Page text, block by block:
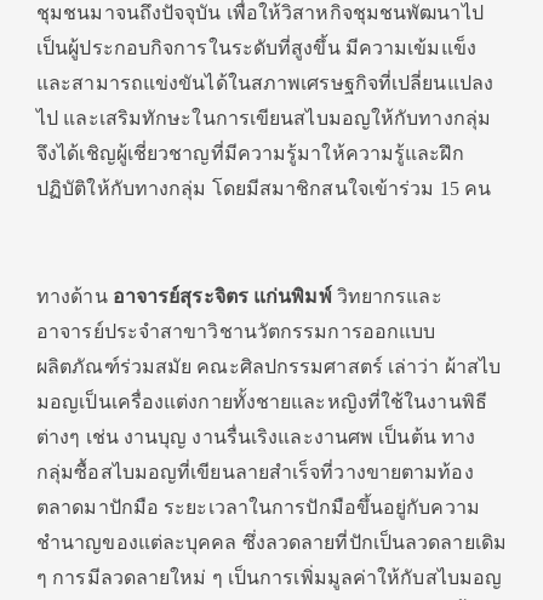
ชุมชนมาจนถึงปัจจุบัน เพื่อให้วิสาหกิจชุมชนพัฒนาไป
เป็นผู้ประกอบกิจการในระดับที่สูงขึ้น มีความเข้มแข็ง
และสามารถแข่งขันได้ในสภาพเศรษฐกิจที่เปลี่ยนแปลง
ไป และเสริมทักษะในการเขียนสไบมอญให้กับทางกลุ่ม
จึงได้เชิญผู้เชี่ยวชาญที่มีความรู้มาให้ความรู้และฝึก
ปฏิบัติให้กับทางกลุ่ม โดยมีสมาชิกสนใจเข้าร่วม 15 คน
ทางด้าน อาจารย์สุระจิตร แก่นพิมพ์ วิทยากรและ
อาจารย์ประจำสาขาวิชานวัตกรรมการออกแบบ
ผลิตภัณฑ์ร่วมสมัย คณะศิลปกรรมศาสตร์ เล่าว่า ผ้าสไบ
มอญเป็นเครื่องแต่งกายทั้งชายและหญิงที่ใช้ในงานพิธี
ต่างๆ เช่น งานบุญ งานรื่นเริงและงานศพ เป็นต้น ทาง
กลุ่มซื้อสไบมอญที่เขียนลายสำเร็จที่วางขายตามท้อง
ตลาดมาปักมือ ระยะเวลาในการปักมือขึ้นอยู่กับความ
ชำนาญของแต่ละบุคคล ซึ่งลวดลายที่ปักเป็นลวดลายเดิม
ๆ การมีลวดลายใหม่ ๆ เป็นการเพิ่มมูลค่าให้กับสไบมอญ